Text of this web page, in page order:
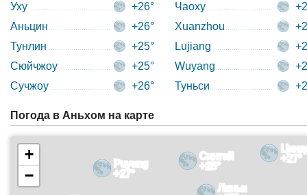
Уху
+26°
Аньцин
+26°
Тунлин
+25°
Сюйчжоу
+25°
Сучжоу
+26°
Чаоху
Xuanzhou
Lujiang
Wuyang
Туньси
Погода в Аньхом на карте
+27°
Puyang
+27°
Линьи
Синтай
+25°
+
−